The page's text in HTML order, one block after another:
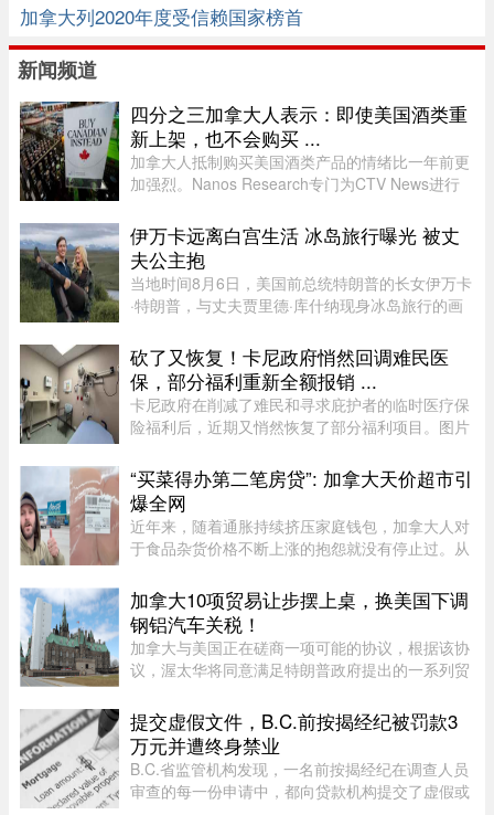
加拿大列2020年度受信赖国家榜首
新闻频道
四分之三加拿大人表示：即使美国酒类重
新上架，也不会购买 ...
加拿大人抵制购买美国酒类产品的情绪比一年前更
加强烈。Nanos Research专门为CTV News进行
大人表示，即使美国酒类重新摆上货架，他们也不
太可能购买。 ...
伊万卡远离白宫生活 冰岛旅行曝光 被丈
夫公主抱
当地时间8月6日，美国前总统特朗普的长女伊万卡
·特朗普，与丈夫贾里德·库什纳现身冰岛旅行的画
密，伊万卡被贾里德来了一个“公主抱”，两个人就
宛若刚刚订婚一般。现 ...
砍了又恢复！卡尼政府悄然回调难民医
保，部分福利重新全额报销 ...
卡尼政府在削减了难民和寻求庇护者的临时医疗保
险福利后，近期又悄然恢复了部分福利项目。图片
预算承诺削减资金，调整了为已安置的难民和等待
获得省或地区医保的庇护申 ...
“买菜得办第二笔房贷”: 加拿大天价超市引
爆全网
近年来，随着通胀持续挤压家庭钱包，加拿大人对
于食品杂货价格不断上涨的抱怨就没有停止过。从
Costco的西瓜一度卖到17加元，各种令人咋舌的超
市价签早已成为社交媒体 ...
加拿大10项贸易让步摆上桌，换美国下调
钢铝汽车关税！
加拿大与美国正在磋商一项可能的协议，根据该协
议，渥太华将同意满足特朗普政府提出的一系列贸
新一轮关税的日期临近，双方谈判日益紧张。《环
球邮报》据三位知情业内人 ...
提交虚假文件，B.C.前按揭经纪被罚款3
万元并遭终身禁业
B.C.省监管机构发现，一名前按揭经纪在调查人员
审查的每一份申请中，都向贷款机构提交了虚假或